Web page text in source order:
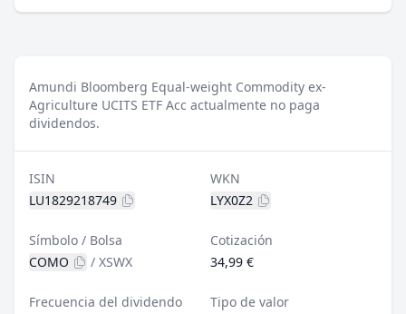
Amundi Bloomberg Equal-weight Commodity ex-
Agriculture UCITS ETF Acc actualmente no paga
dividendos.
ISIN
LU1829218749
WKN
LYX0Z2
Símbolo / Bolsa
COMO
/ XSWX
Cotización
34,99 €
Frecuencia del dividendo
Tipo de valor